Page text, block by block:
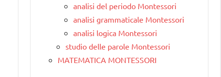
analisi del periodo Montessori
analisi grammaticale Montessori
analisi logica Montessori
studio delle parole Montessori
MATEMATICA MONTESSORI